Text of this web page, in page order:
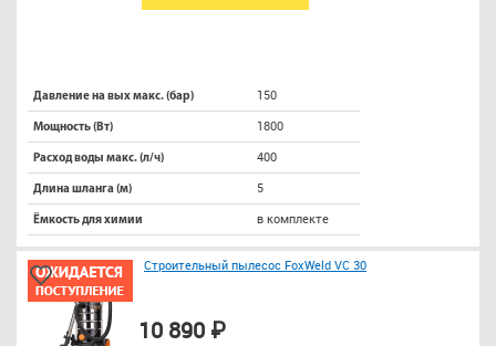
Давление на вых макс. (бар) 150
Мощность (Вт) 1800
Расход воды макс. (л/ч) 400
Длина шланга (м) 5
Ёмкость для химии в комплекте
Строительный пылесос FoxWeld VC 30
10 890 ₽